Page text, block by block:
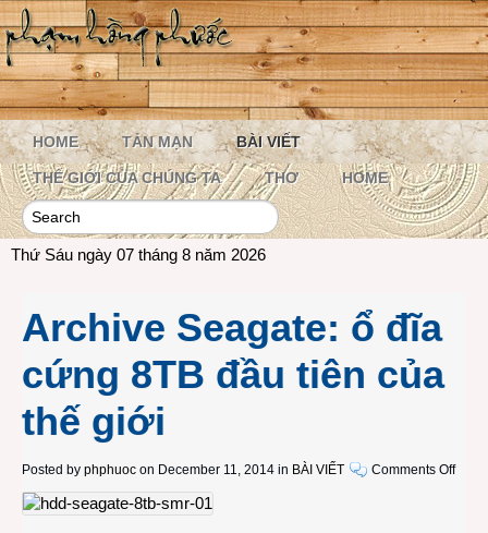
HOME TẢN MẠN BÀI VIẾT
THẾ GIỚI CỦA CHÚNG TA THƠ HOME
Thứ Sáu ngày 07 tháng 8 năm 2026
Archive Seagate: ổ đĩa
cứng 8TB đầu tiên của
thế giới
Posted by phphuoc on December 11, 2014 in BÀI VIẾT Comments Offon